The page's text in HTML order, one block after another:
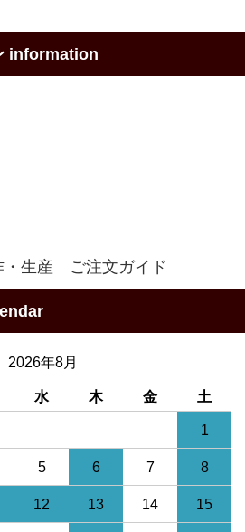
information
・生産 ご注文ガイド
2026年8月
水 木 金 土
1
5 6 7 8
12 13 14 15